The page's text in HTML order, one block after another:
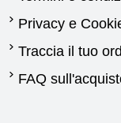
Privacy e
Traccia il tuo
FAQ